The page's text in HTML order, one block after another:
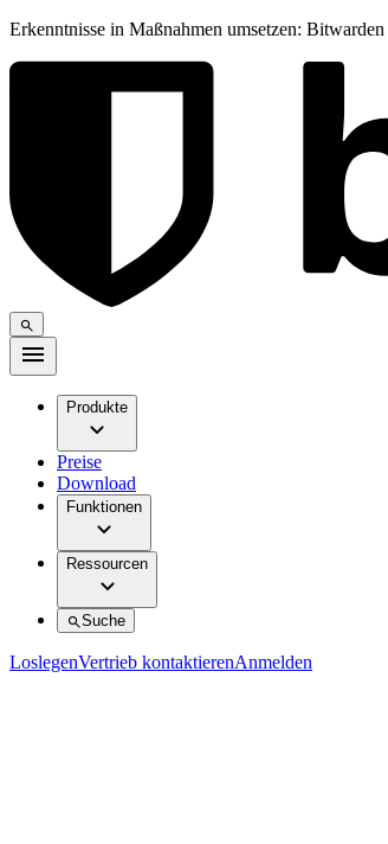
Erkenntnisse in Maßnahmen umsetzen:
Produkte
Preise
Download
Funktionen
Ressourcen
Suche
LoslegenVertrieb kontaktierenAnmelden